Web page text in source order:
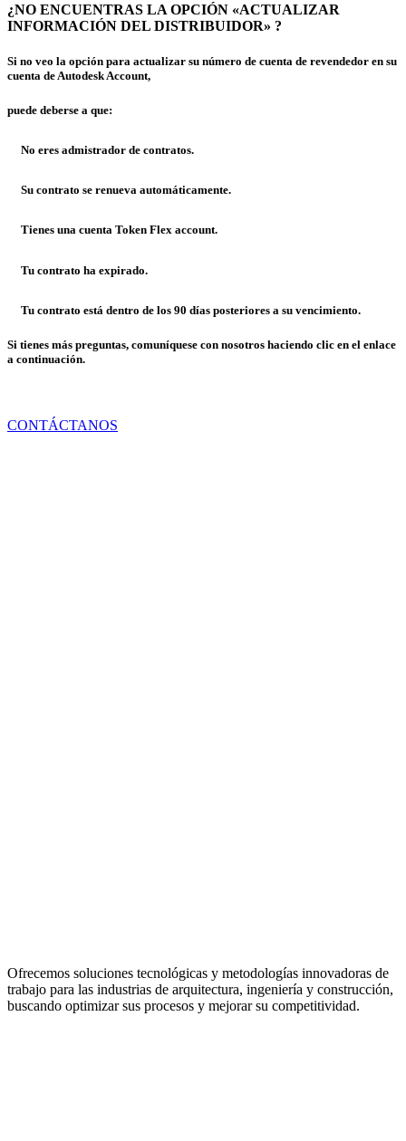
¿NO ENCUENTRAS LA OPCIÓN «ACTUALIZAR
INFORMACIÓN DEL DISTRIBUIDOR» ?
Si no veo la opción para actualizar su número de cuenta de revendedor en su
cuenta de Autodesk Account,
puede deberse a que:
No eres admistrador de contratos.
Su contrato se renueva automáticamente.
Tienes una cuenta Token Flex account.
Tu contrato ha expirado.
Tu contrato está dentro de los 90 días posteriores a su vencimiento.
Si tienes más preguntas, comuníquese con nosotros haciendo clic en el enlace
a continuación.
CONTÁCTANOS
Ofrecemos soluciones tecnológicas y metodologías innovadoras de
trabajo para las industrias de arquitectura, ingeniería y construcción,
buscando optimizar sus procesos y mejorar su competitividad.